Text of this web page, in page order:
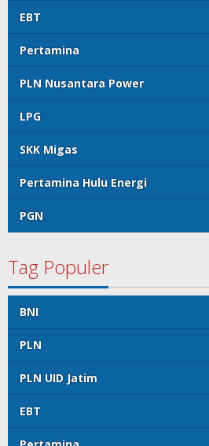
EBT
Pertamina
PLN Nusantara Power
LPG
SKK Migas
Pertamina Hulu Energi
PGN
Tag Populer
BNI
PLN
PLN UID Jatim
EBT